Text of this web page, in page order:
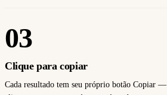
03
Clique para copiar
Cada resultado tem seu próprio botão Copiar —